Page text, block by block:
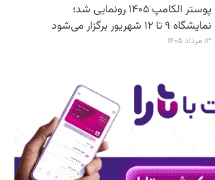
پوستر الکامپ ۱۴۰۵ رونمایی شد؛
نمایشگاه ۹ تا ۱۲ شهریور برگزار می‌شود
۱۳ مرداد ۱۴۰۵